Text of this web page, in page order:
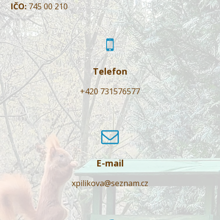
IČO:745 00 210
Telefon
+420 731576577
E-mail
xpilikova@seznam.cz